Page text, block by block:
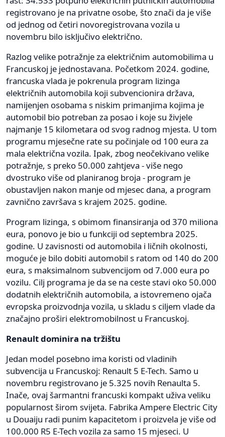
registrovano je na privatne osobe, što znači da je više
od jednog od četiri novoregistrovana vozila u
novembru bilo isključivo električno.
Razlog velike potražnje za električnim automobilima u
Francuskoj je jednostavana. Početkom 2024. godine,
francuska vlada je pokrenula program lizinga
električnih automobila koji subvencionira država,
namijenjen osobama s niskim primanjima kojima je
automobil bio potreban za posao i koje su živjele
najmanje 15 kilometara od svog radnog mjesta. U tom
programu mjesečne rate su počinjale od 100 eura za
mala električna vozila. Ipak, zbog neočekivano velike
potražnje, s preko 50.000 zahtjeva - više nego
dvostruko više od planiranog broja - program je
obustavljen nakon manje od mjesec dana, a program
zavnično završava s krajem 2025. godine.
Program lizinga, s obimom finansiranja od 370 miliona
eura, ponovo je bio u funkciji od septembra 2025.
godine. U zavisnosti od automobila i ličnih okolnosti,
moguće je bilo dobiti automobil s ratom od 140 do 200
eura, s maksimalnom subvencijom od 7.000 eura po
vozilu. Cilj programa je da se na ceste stavi oko 50.000
dodatnih električnih automobila, a istovremeno ojača
evropska proizvodnja vozila, u skladu s ciljem vlade da
značajno proširi elektromobilnost u Francuskoj.
Renault dominira na tržištu
Jedan model posebno ima koristi od vladinih
subvencija u Francuskoj: Renault 5 E-Tech. Samo u
novembru registrovano je 5.325 novih Renaulta 5.
Inače, ovaj šarmantni francuski kompakt uživa veliku
popularnost širom svijeta. Fabrika Ampere Electric City
u Douaiju radi punim kapacitetom i proizvela je više od
100.000 R5 E-Tech vozila za samo 15 mjeseci. U